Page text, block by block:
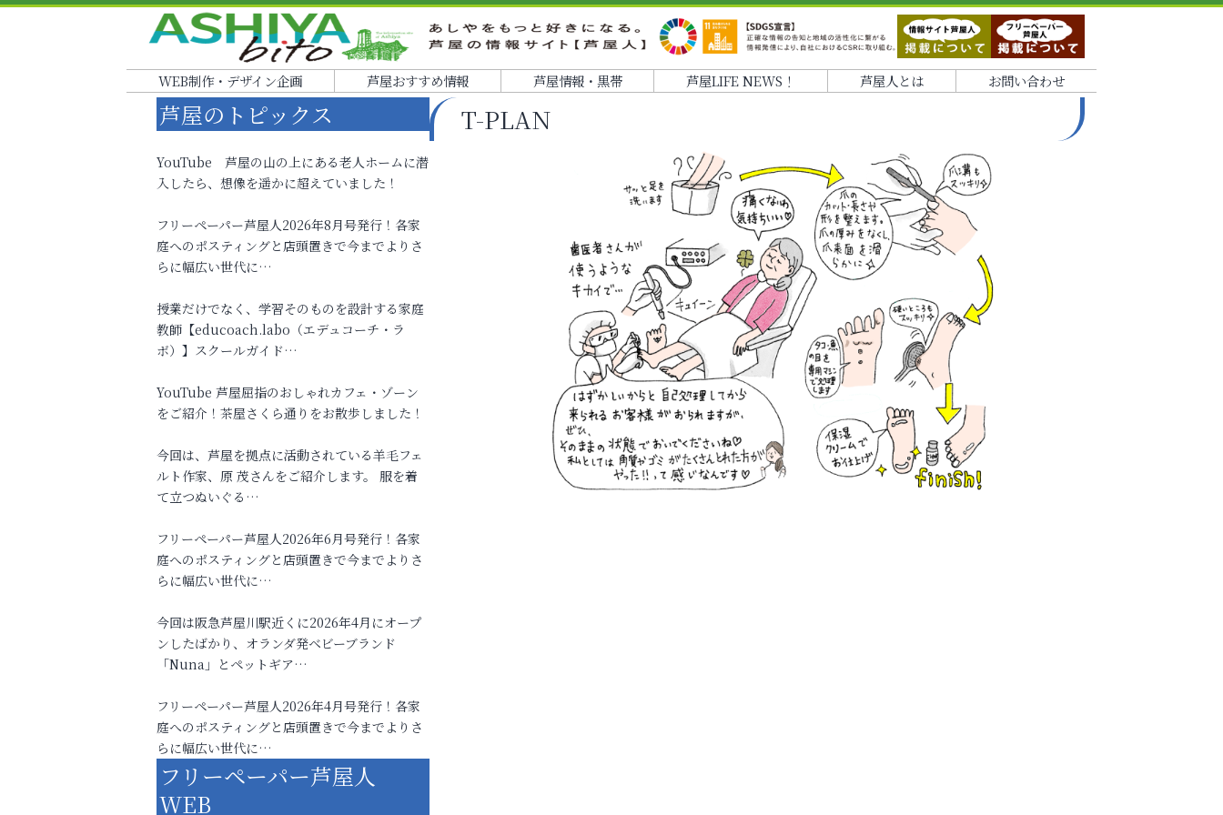
WEB制作・デザイン企画 芦屋おすすめ情報 芦屋情報・黒帯 芦屋LIFE NEWS！ 芦屋人とは お問い合わせ
T-PLAN
芦屋のトピックス
YouTube 芦屋の山の上にある老人ホームに潜
入したら、想像を遥かに超えていました！
フリーペーパー芦屋人2026年8月号発行！各家
庭へのポスティングと店頭置きで今までよりさ
らに幅広い世代に…
授業だけでなく、学習そのものを設計する家庭
教師【educoach.labo（エデュコーチ・ラ
ボ）】スクールガイド…
YouTube 芦屋屈指のおしゃれカフェ・ゾーン
をご紹介！茶屋さくら通りをお散歩しました！
今回は、芦屋を拠点に活動されている羊毛フェ
ルト作家、原 茂さんをご紹介します。 服を着
て立つぬいぐる…
フリーペーパー芦屋人2026年6月号発行！各家
庭へのポスティングと店頭置きで今までよりさ
らに幅広い世代に…
今回は阪急芦屋川駅近くに2026年4月にオープ
ンしたばかり、オランダ発ベビーブランド
「Nuna」とペットギア…
フリーペーパー芦屋人2026年4月号発行！各家
庭へのポスティングと店頭置きで今までよりさ
らに幅広い世代に…
フリーペーパー芦屋人
WEB